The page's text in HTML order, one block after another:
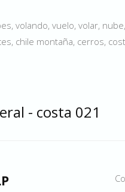
volando, vuelo, volar,
chile montaña, cerros,
- costa 021